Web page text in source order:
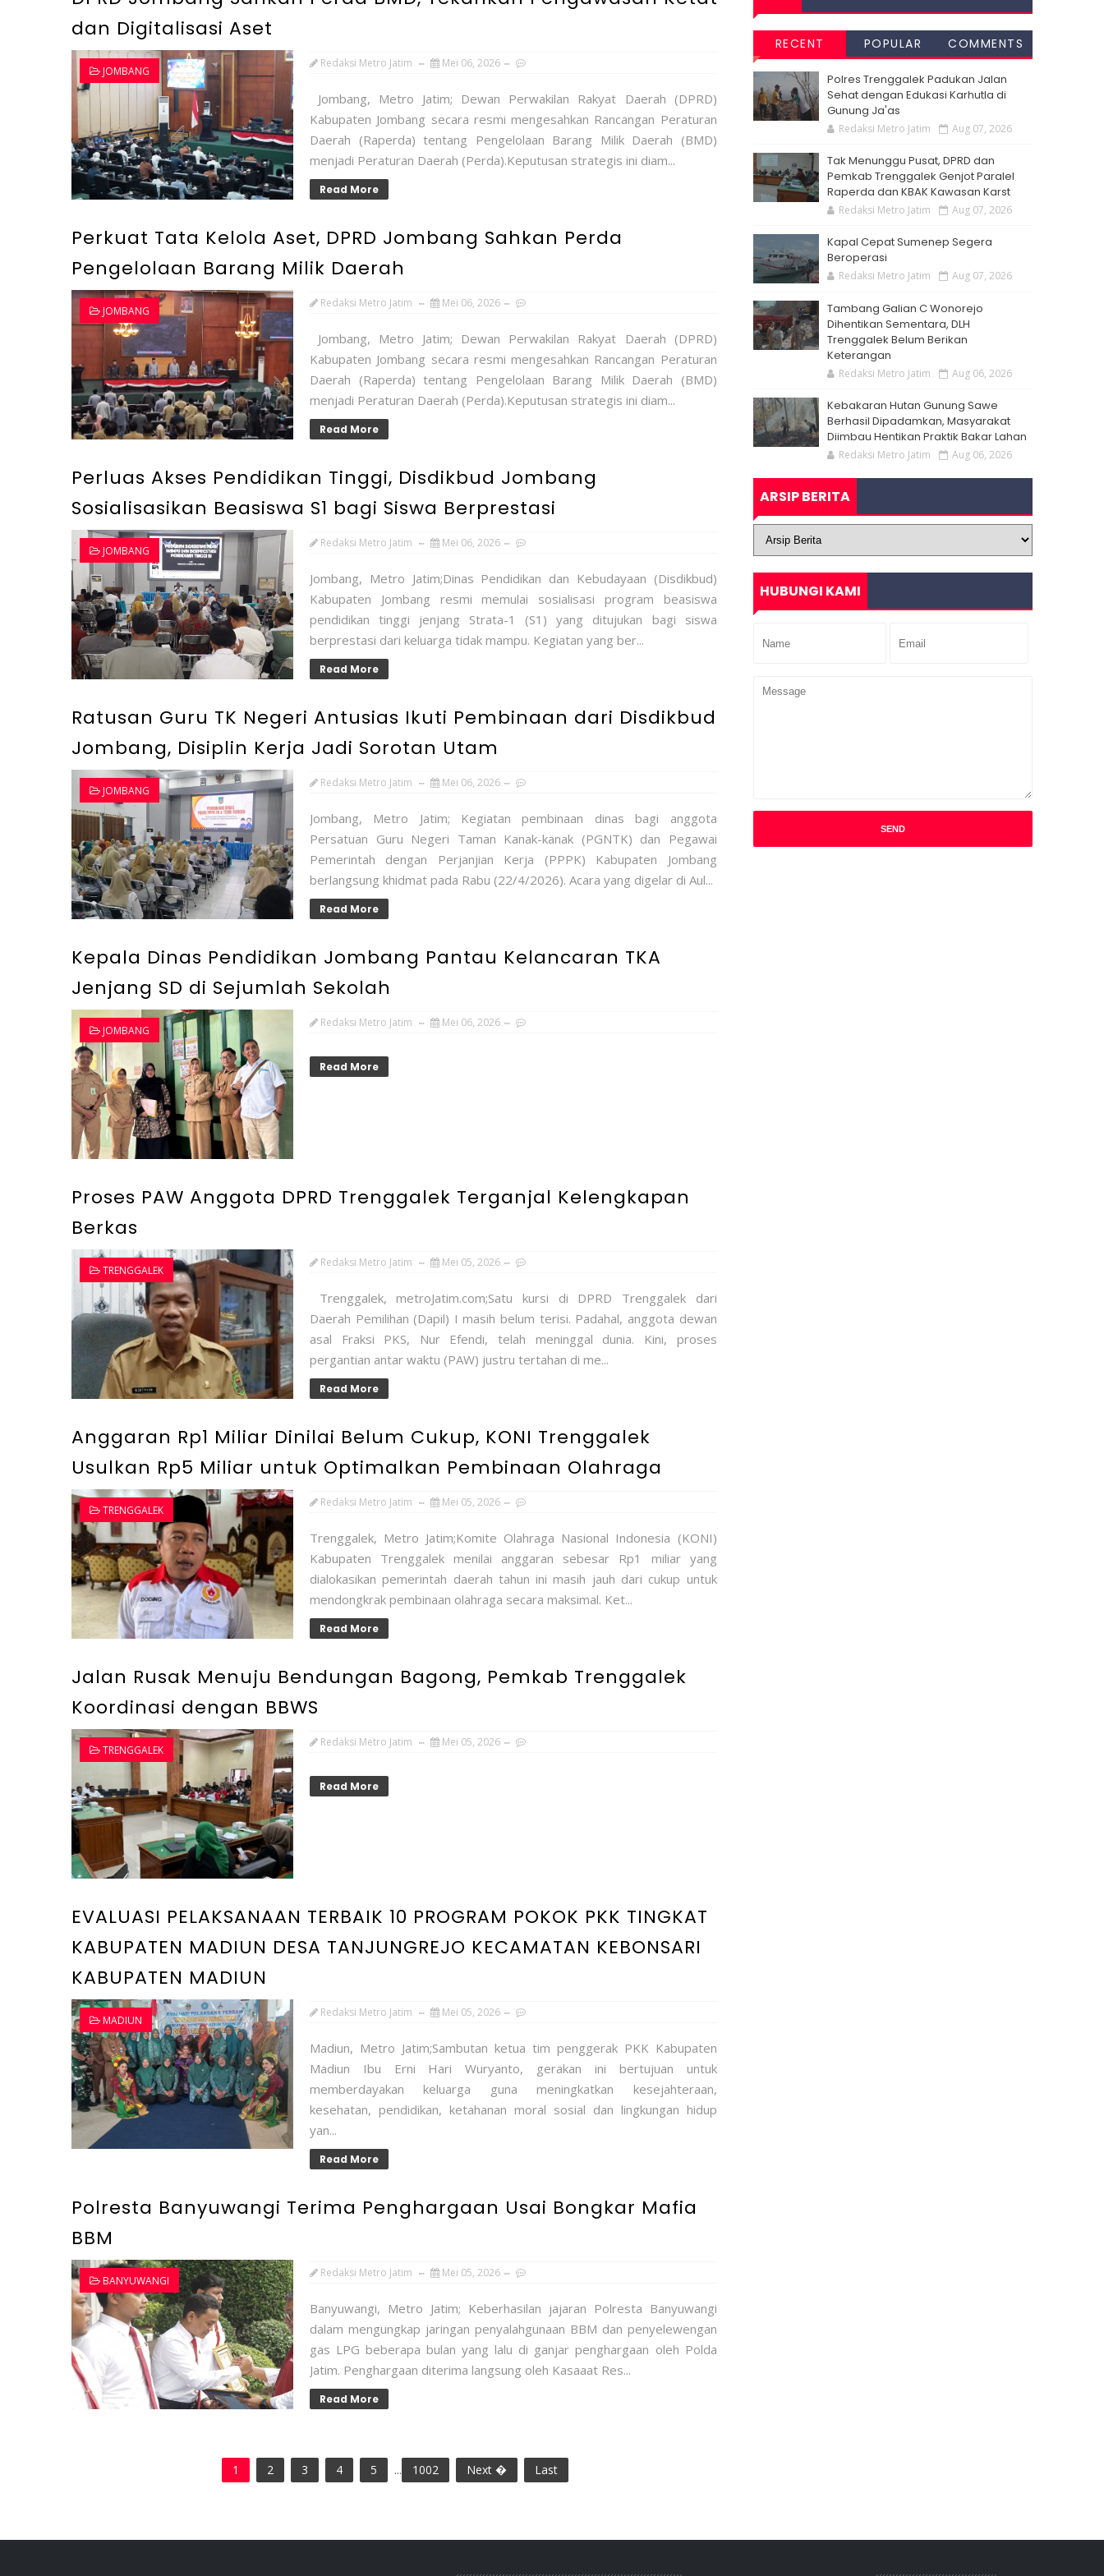
dan Digitalisasi Aset
JOMBANG
Redaksi Metro Jatim Mei 06, 2026
Jombang, Metro Jatim; Dewan Perwakilan Rakyat Daerah (DPRD)
Kabupaten Jombang secara resmi mengesahkan Rancangan Peraturan
Daerah (Raperda) tentang Pengelolaan Barang Milik Daerah (BMD)
menjadi Peraturan Daerah (Perda).Keputusan strategis ini diam...
Read More
Perkuat Tata Kelola Aset, DPRD Jombang Sahkan Perda
Pengelolaan Barang Milik Daerah
JOMBANG
Redaksi Metro Jatim Mei 06, 2026
Jombang, Metro Jatim; Dewan Perwakilan Rakyat Daerah (DPRD)
Kabupaten Jombang secara resmi mengesahkan Rancangan Peraturan
Daerah (Raperda) tentang Pengelolaan Barang Milik Daerah (BMD)
menjadi Peraturan Daerah (Perda).Keputusan strategis ini diam...
Read More
Perluas Akses Pendidikan Tinggi, Disdikbud Jombang
Sosialisasikan Beasiswa S1 bagi Siswa Berprestasi
JOMBANG
Redaksi Metro Jatim Mei 06, 2026
Jombang, Metro Jatim;Dinas Pendidikan dan Kebudayaan (Disdikbud)
Kabupaten Jombang resmi memulai sosialisasi program beasiswa
pendidikan tinggi jenjang Strata-1 (S1) yang ditujukan bagi siswa
berprestasi dari keluarga tidak mampu. Kegiatan yang ber...
Read More
Ratusan Guru TK Negeri Antusias Ikuti Pembinaan dari Disdikbud
Jombang, Disiplin Kerja Jadi Sorotan Utam
JOMBANG
Redaksi Metro Jatim Mei 06, 2026
Jombang, Metro Jatim; Kegiatan pembinaan dinas bagi anggota
Persatuan Guru Negeri Taman Kanak-kanak (PGNTK) dan Pegawai
Pemerintah dengan Perjanjian Kerja (PPPK) Kabupaten Jombang
berlangsung khidmat pada Rabu (22/4/2026). Acara yang digelar di Aul...
Read More
Kepala Dinas Pendidikan Jombang Pantau Kelancaran TKA
Jenjang SD di Sejumlah Sekolah
JOMBANG
Redaksi Metro Jatim Mei 06, 2026
Read More
Proses PAW Anggota DPRD Trenggalek Terganjal Kelengkapan
Berkas
TRENGGALEK
Redaksi Metro Jatim Mei 05, 2026
Trenggalek, metroJatim.com;Satu kursi di DPRD Trenggalek dari
Daerah Pemilihan (Dapil) I masih belum terisi. Padahal, anggota dewan
asal Fraksi PKS, Nur Efendi, telah meninggal dunia. Kini, proses
pergantian antar waktu (PAW) justru tertahan di me...
Read More
Anggaran Rp1 Miliar Dinilai Belum Cukup, KONI Trenggalek
Usulkan Rp5 Miliar untuk Optimalkan Pembinaan Olahraga
TRENGGALEK
Redaksi Metro Jatim Mei 05, 2026
Trenggalek, Metro Jatim;Komite Olahraga Nasional Indonesia (KONI)
Kabupaten Trenggalek menilai anggaran sebesar Rp1 miliar yang
dialokasikan pemerintah daerah tahun ini masih jauh dari cukup untuk
mendongkrak pembinaan olahraga secara maksimal. Ket...
Read More
Jalan Rusak Menuju Bendungan Bagong, Pemkab Trenggalek
Koordinasi dengan BBWS
TRENGGALEK
Redaksi Metro Jatim Mei 05, 2026
Read More
EVALUASI PELAKSANAAN TERBAIK 10 PROGRAM POKOK PKK TINGKAT
KABUPATEN MADIUN DESA TANJUNGREJO KECAMATAN KEBONSARI
KABUPATEN MADIUN
MADIUN
Redaksi Metro Jatim Mei 05, 2026
Madiun, Metro Jatim;Sambutan ketua tim penggerak PKK Kabupaten
Madiun Ibu Erni Hari Wuryanto, gerakan ini bertujuan untuk
memberdayakan keluarga guna meningkatkan kesejahteraan,
kesehatan, pendidikan, ketahanan moral sosial dan lingkungan hidup
yan...
Read More
Polresta Banyuwangi Terima Penghargaan Usai Bongkar Mafia
BBM
BANYUWANGI
Redaksi Metro Jatim Mei 05, 2026
Banyuwangi, Metro Jatim; Keberhasilan jajaran Polresta Banyuwangi
dalam mengungkap jaringan penyalahgunaan BBM dan penyelewengan
gas LPG beberapa bulan yang lalu di ganjar penghargaan oleh Polda
Jatim. Penghargaan diterima langsung oleh Kasaaat Res...
Read More
1 2 3 4 5 ... 1002 Next � Last
RECENT POPULAR COMMENTS
Polres Trenggalek Padukan Jalan
Sehat dengan Edukasi Karhutla di
Gunung Ja'as
Redaksi Metro Jatim Aug 07, 2026
Tak Menunggu Pusat, DPRD dan
Pemkab Trenggalek Genjot Paralel
Raperda dan KBAK Kawasan Karst
Redaksi Metro Jatim Aug 07, 2026
Kapal Cepat Sumenep Segera
Beroperasi
Redaksi Metro Jatim Aug 07, 2026
Tambang Galian C Wonorejo
Dihentikan Sementara, DLH
Trenggalek Belum Berikan
Keterangan
Redaksi Metro Jatim Aug 06, 2026
Kebakaran Hutan Gunung Sawe
Berhasil Dipadamkan, Masyarakat
Diimbau Hentikan Praktik Bakar Lahan
Redaksi Metro Jatim Aug 06, 2026
ARSIP BERITA
HUBUNGI KAMI